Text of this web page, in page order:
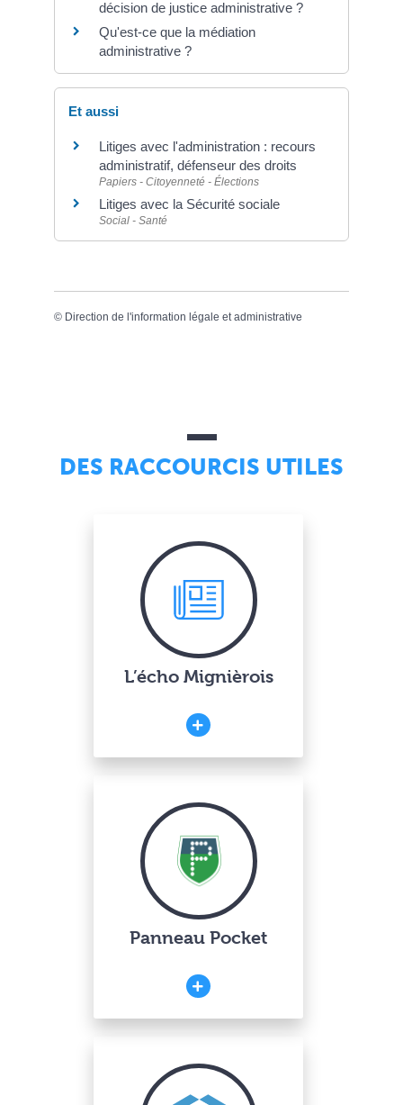
décision de justice administrative ?
Qu'est-ce que la médiation
administrative ?
Et aussi
Litiges avec l'administration : recours
administratif, défenseur des droits
Papiers - Citoyenneté - Élections
Litiges avec la Sécurité sociale
Social - Santé
© Direction de l'information légale et administrative
DES RACCOURCIS UTILES
L’écho Mignièrois
Panneau Pocket